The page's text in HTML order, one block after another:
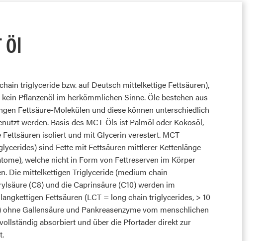
Öl
triglyceride bzw. auf Deutsch mittelkettige Fettsäuren),
Pflanzenöl im herkömmlichen Sinne. Öle bestehen aus
Fettsäure-Molekülen und diese können unterschiedlich
werden. Basis des MCT-Öls ist Palmöl oder Kokosöl,
Fettsäuren isoliert und mit Glycerin verestert. MCT
sind Fette mit Fettsäuren mittlerer Kettenlänge
welche nicht in Form von Fettreserven im Körper
Die mittelkettigen Triglyceride (medium chain
(C8) und die Caprinsäure (C10) werden im
Fettsäuren (LCT = long chain triglycerides, > 10
Gallensäure und Pankreasenzyme vom menschlichen
absorbiert und über die Pfortader direkt zur